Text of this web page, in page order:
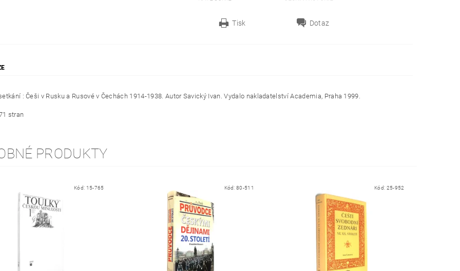
Tisk Dotaz
: Češi v Rusku a Rusové v Čechách 1914-1938. Autor Savický Ivan. Vydalo nakladatelství Academia, Praha 1999.
stran
PRODUKTY
Kód: 15-765 Kód:80-511 Kód: 25-952